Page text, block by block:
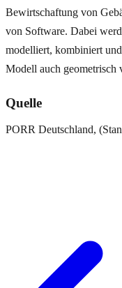
Bewirtschaftung von
von Software. Dabei
modelliert, kombiniert
Modell auch geometrisch
Quelle
PORR Deutschland,